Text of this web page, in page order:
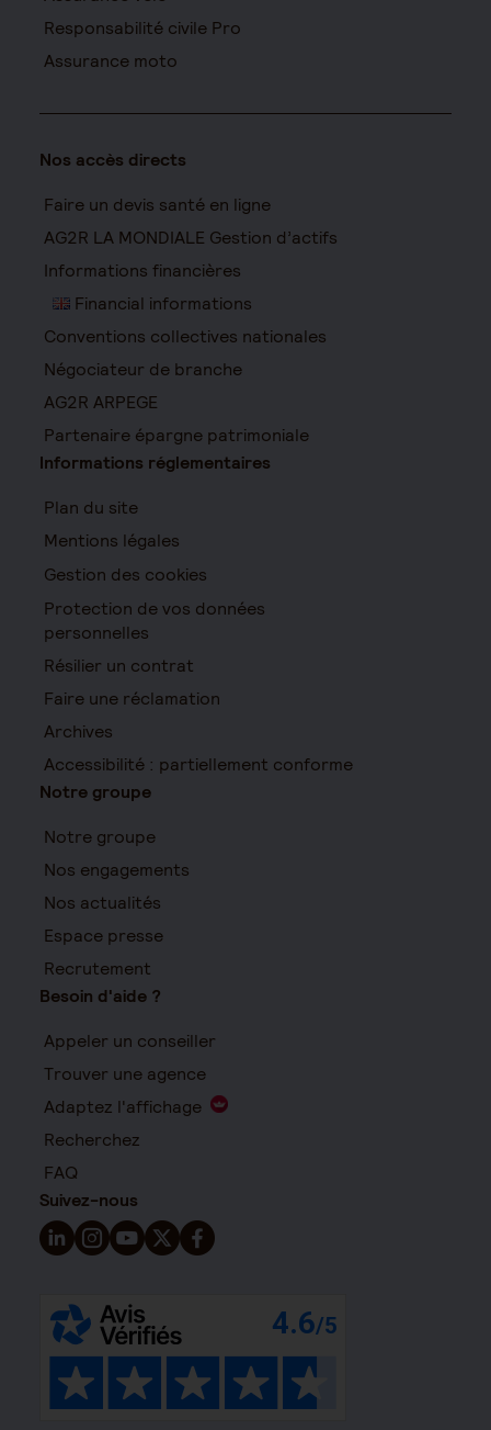
Responsabilité civile Pro
Assurance moto
Nos accès directs
Faire un devis santé en ligne
AG2R LA MONDIALE Gestion d’actifs
Informations financières
Financial informations
Conventions collectives nationales
Négociateur de branche
AG2R ARPEGE
Partenaire épargne patrimoniale
Informations réglementaires
Plan du site
Mentions légales
Gestion des cookies
Protection de vos données
personnelles
Résilier un contrat
Faire une réclamation
Archives
Accessibilité : partiellement conforme
Notre groupe
Notre groupe
Nos engagements
Nos actualités
Espace presse
Recrutement
Besoin d'aide ?
Appeler un conseiller
Trouver une agence
Adaptez l'affichage
Recherchez
FAQ
Suivez-nous
Suivez-nous sur LinkedIn - Nouvelle fenêtre
Suivez-nous sur Instagram - Nouvelle fenêtre
Suivez-nous sur YouTube - Nouvelle fenêtre
Suivez-nous sur X - Nouvelle fenêtre
Suivez-nous sur Facebook - Nouvelle